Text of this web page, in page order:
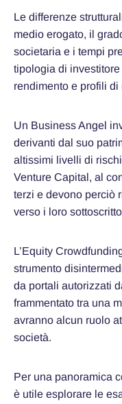
Le differenze
medio erogato, il
societaria e i tempi
tipologia di
rendimento e profili
Un Business Angel
derivanti dal suo
altissimi livelli di
Venture Capital, al
terzi e devono perciò
verso i loro
L’Equity
strumento
da portali autorizzati
frammentato tra una
avranno alcun ruolo
società.
Per una panoramica
è utile esplorare le